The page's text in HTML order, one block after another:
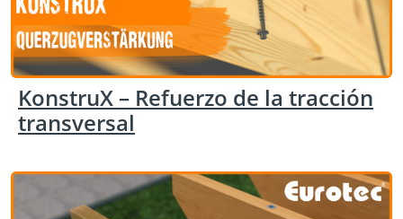
KonstruX – Refuerzo de la tracción
transversal